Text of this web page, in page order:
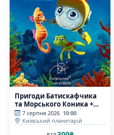
Пригоди Батискафчика
та Морського Коника +
Космікс (Київський
планетарій)
7 серпня 2026 10:00
Київський планетарій